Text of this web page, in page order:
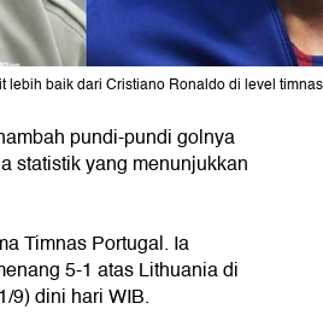
baik dari Cristiano Ronaldo di level
pundi-pundi golnya
statistik yang menunjukkan
Timnas Portugal. Ia
5-1 atas Lithuania di
9) dini hari WIB.